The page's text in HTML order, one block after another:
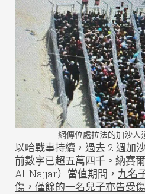
網傳位處拉法的加沙人
以哈戰事持續，過去 2 週加
前數字已超五萬四千。納賽
Al-Najjar）當值期間， 九名
傷，僅餘的一名兒子亦告受傷